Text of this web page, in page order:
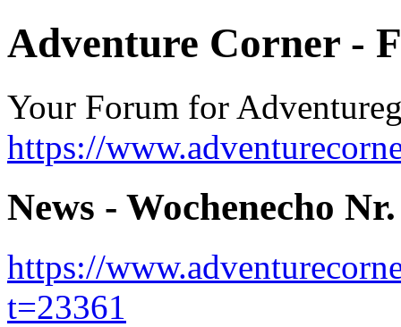
Adventure Corner -
Your Forum for
https://
News - Wochenecho
https://
t=23361